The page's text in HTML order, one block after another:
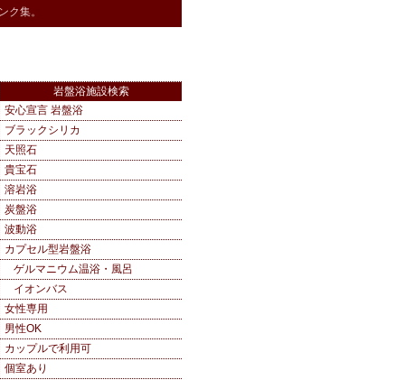
ク集。
岩盤浴施設検索
安心宣言 岩盤浴
ブラックシリカ
天照石
貴宝石
溶岩浴
炭盤浴
波動浴
カプセル型岩盤浴
ゲルマニウム温浴・風呂
イオンバス
女性専用
男性OK
カップルで利用可
個室あり